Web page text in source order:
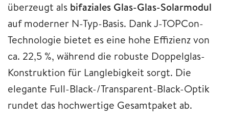
überzeugt als bifaziales Glas-Glas-Solarmodul
auf moderner N-Typ-Basis. Dank J-TOPCon-
Technologie bietet es eine hohe Effizienz von
ca. 22,5 %, während die robuste Doppelglas-
Konstruktion für Langlebigkeit sorgt. Die
elegante Full-Black-/Transparent-Black-Optik
rundet das hochwertige Gesamtpaket ab.